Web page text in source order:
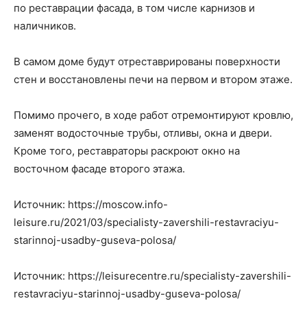
по реставрации фасада, в том числе карнизов и
наличников.
В самом доме будут отреставрированы поверхности
стен и восстановлены печи на первом и втором этаже.
Помимо прочего, в ходе работ отремонтируют кровлю,
заменят водосточные трубы, отливы, окна и двери.
Кроме того, реставраторы раскроют окно на
восточном фасаде второго этажа.
Источник: https://moscow.info-
leisure.ru/2021/03/specialisty-zavershili-restavraciyu-
starinnoj-usadby-guseva-polosa/
Источник: https://leisurecentre.ru/specialisty-zavershili-
restavraciyu-starinnoj-usadby-guseva-polosa/